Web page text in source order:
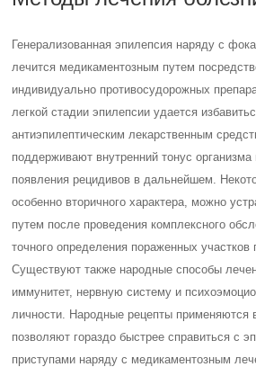
Генерализованная эпилепсия наряду с
лечится медикаментозным путем
индивидуально противосудорожных
легкой стадии эпилепсии удается
антиэпилептическим лекарственным
поддерживают внутренний тонус
появления рецидивов в дальнейшем.
особенно вторичного характера, можно
путем после проведения комплексного
точного определения пораженных участков
Существуют также народные способы
иммунитет, нервную систему и
личности. Народные рецепты применяются
позволяют гораздо быстрее справиться с
приступами наряду с медикаментозным